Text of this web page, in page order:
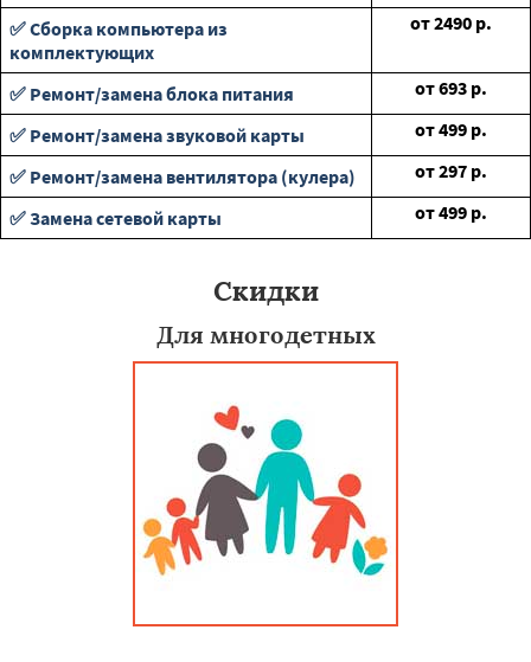
✅ Сборка компьютера из
комплектующих
от2490 р.
✅ Ремонт/замена блока питания от693 р.
✅ Ремонт/замена звуковой карты
от499 р.
✅ Ремонт/замена вентилятора (кулера)
от297 р.
✅ Замена сетевой карты
от499 р.
Скидки
Для многодетных